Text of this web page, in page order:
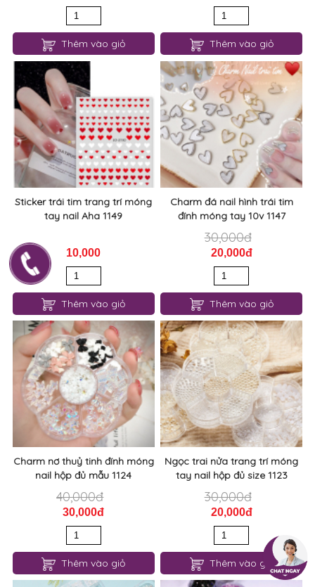
Thêm vào giỏ Thêm vào giỏ
Sticker trái tim trang trí móng
tay nail Aha 1149
10,000
Thêm vào giỏ
Charm đá nail hình trái tim
đính móng tay 10v 1147
30,000đ
20,000đ
Thêm vào giỏ
Charm nơ thuỷ tinh đính móng
nail hộp đủ mẫu 1124
40,000đ
30,000đ
Thêm vào giỏ
Ngọc trai nửa trang trí móng
tay nail hộp đủ size 1123
30,000đ
20,000đ
Thêm vào giỏ